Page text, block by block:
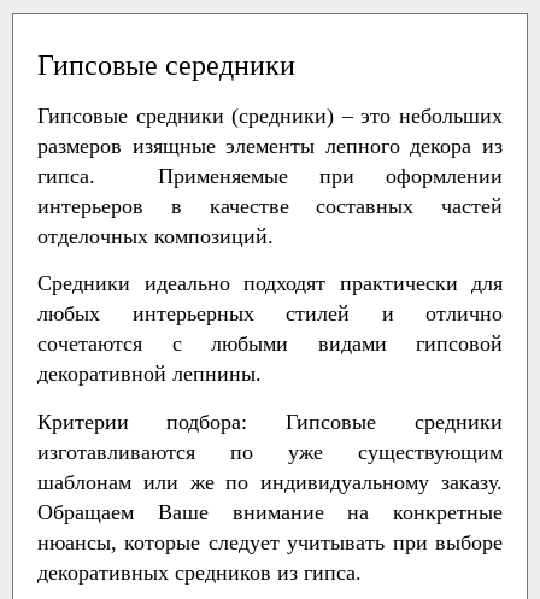
Гипсовые середники
Гипсовые средники (средники) – это небольших
размеров изящные элементы лепного декора из
гипса. Применяемые при оформлении
интерьеров в качестве составных частей
отделочных композиций.
Средники идеально подходят практически для
любых интерьерных стилей и отлично
сочетаются с любыми видами гипсовой
декоративной лепнины.
Критерии подбора: Гипсовые средники
изготавливаются по уже существующим
шаблонам или же по индивидуальному заказу.
Обращаем Ваше внимание на конкретные
нюансы, которые следует учитывать при выборе
декоративных средников из гипса.